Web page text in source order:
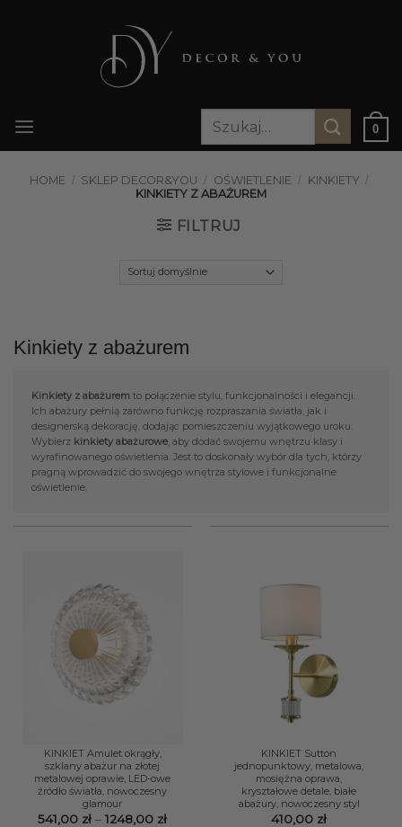
Szukaj:
0
HOME / SKLEP DECOR&YOU / OŚWIETLENIE / KINKIETY /
KINKIETY Z ABAŻUREM
FILTRUJ
Kinkiety z abażurem
Kinkiety z abażurem to połączenie stylu, funkcjonalności i elegancji.
Ich abażury pełnią zarówno funkcję rozpraszania światła, jak i
designerską dekorację, dodając pomieszczeniu wyjątkowego uroku.
Wybierz kinkiety abażurowe , aby dodać swojemu wnętrzu klasy i
wyrafinowanego oświetlenia. Jest to doskonały wybór dla tych, którzy
pragną wprowadzić do swojego wnętrza stylowe i funkcjonalne
oświetlenie.
KINKIET Amulet okrągły,
szklany abażur na złotej
metalowej oprawie, LED-owe
źródło światła, nowoczesny
glamour
541,00 zł – 1248,00 złZakres
KINKIET Sutton
jednopunktowy, metalowa,
mosiężna oprawa,
kryształowe detale, białe
abażury, nowoczesny styl
410,00 zł